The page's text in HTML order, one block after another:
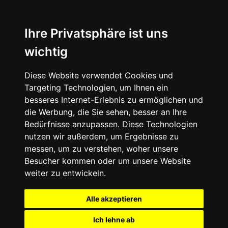
Ihre Privatsphäre ist uns
wichtig
Diese Website verwendet Cookies und
Targeting Technologien, um Ihnen ein
besseres Internet-Erlebnis zu ermöglichen und
die Werbung, die Sie sehen, besser an Ihre
Bedürfnisse anzupassen. Diese Technologien
nutzen wir außerdem, um Ergebnisse zu
messen, um zu verstehen, woher unsere
Besucher kommen oder um unsere Website
weiter zu entwickeln.
Alle akzeptieren
Ich lehne ab